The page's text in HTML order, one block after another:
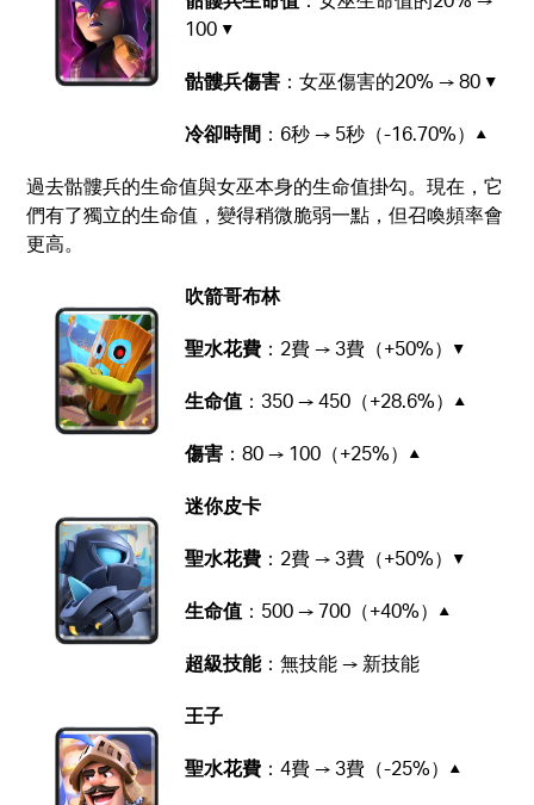
100 ▼
骷髏兵傷害 ：女巫傷害的20% → 80 ▼
冷卻時間 ：6秒 → 5秒（-16.70%）▲
過去骷髏兵的生命值與女巫本身的生命值掛勾。現在，它
們有了獨立的生命值，變得稍微脆弱一點，但召喚頻率會
更高。
吹箭哥布林
聖水花費 ：2費 → 3費（+50%）▼
生命值 ：350 → 450（+28.6%）▲
傷害 ：80 → 100（+25%）▲
迷你皮卡
聖水花費 ：2費 → 3費（+50%）▼
生命值 ：500 → 700（+40%）▲
超級技能：無技能 → 新技能
王子
聖水花費 ：4費 → 3費（-25%）▲